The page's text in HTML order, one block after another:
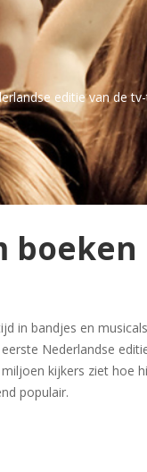
editie van de
boeken
in bandjes en
Nederlandse
kijkers ziet hoe
populair.